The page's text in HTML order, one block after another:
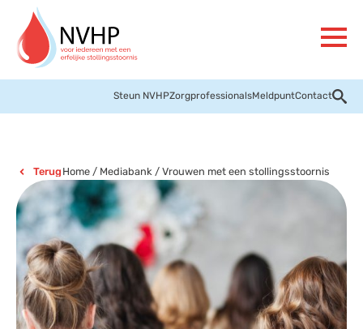
Steun NVHPZorgprofessionalsMeldpuntContact
Terug Home/ Mediabank / Vrouwen met een stollingsstoornis